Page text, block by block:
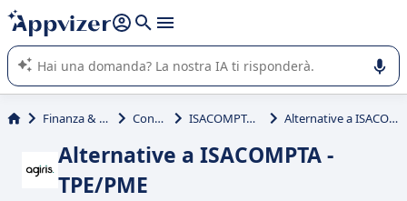
righe con
shift + enter
L'IA di Appvizer vi guida nell'utilizzo o nella scelta di un
software SaaS per la vostra azienda.
Finanza & contabilità Contabilità ISACOMPTA - TPE/PME Alternative a ISACOMPTA - TPE/PME
Alternative a ISACOMPTA -
TPE/PME